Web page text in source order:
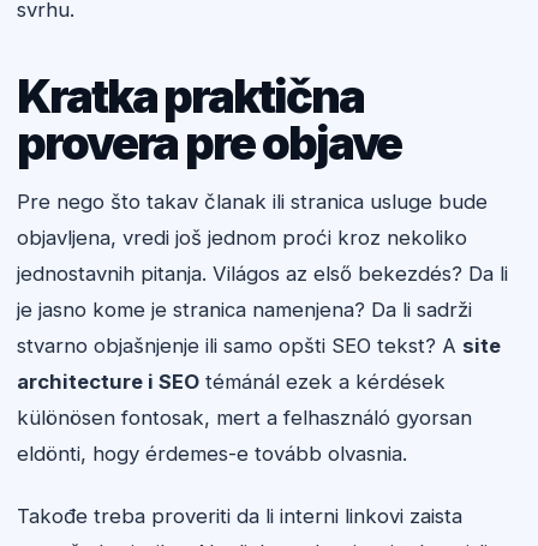
svrhu.
Kratka praktična
provera pre objave
Pre nego što takav članak ili stranica usluge bude
objavljena, vredi još jednom proći kroz nekoliko
jednostavnih pitanja. Világos az első bekezdés? Da li
je jasno kome je stranica namenjena? Da li sadrži
stvarno objašnjenje ili samo opšti SEO tekst? A site
architecture i SEO témánál ezek a kérdések
különösen fontosak, mert a felhasználó gyorsan
eldönti, hogy érdemes-e tovább olvasnia.
Takođe treba proveriti da li interni linkovi zaista